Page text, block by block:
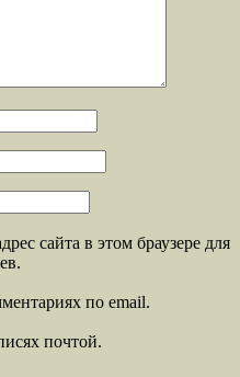
сайта в этом браузере для
по email.
почтой.